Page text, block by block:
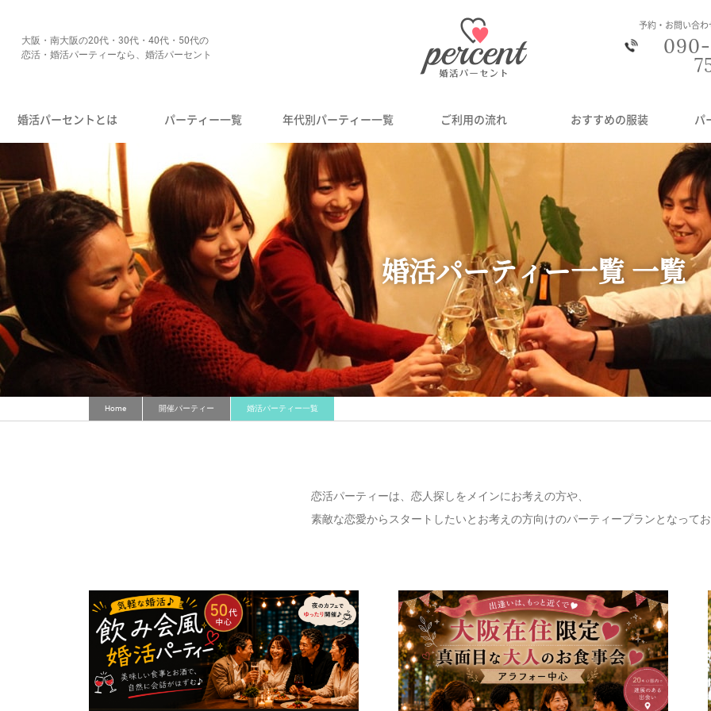
大阪・南大阪の20代・30代・40代・50代の
恋活・婚活パーティーなら、婚活パーセント
予約・お問い合
婚活パーセントとは パーティー一覧 年代別パーティー一覧 ご利用の流れ おすすめの服装 パ
婚活パーティー一覧 一覧
Home 開催パーティー 婚活パーティー一覧
恋活パーティーは、恋人探しをメインにお考えの方や、
素敵な恋愛からスタートしたいとお考えの方向けのパーティープランとなって